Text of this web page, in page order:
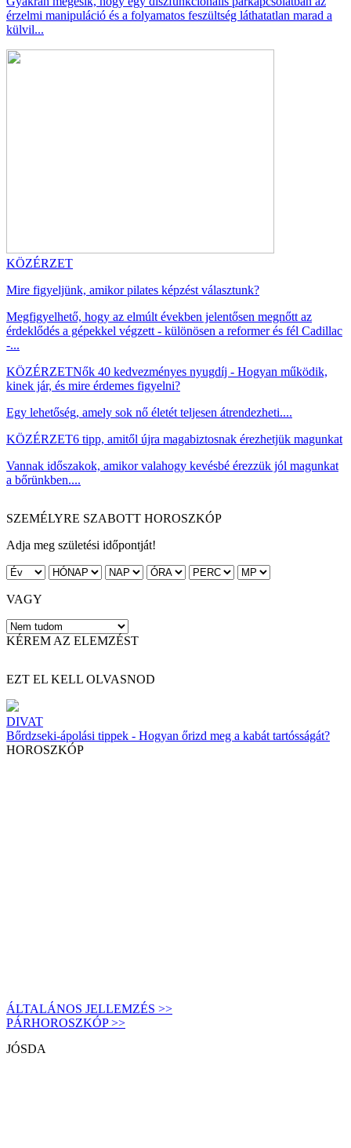
érzelmi manipuláció és a folyamatos feszültség láthatatlan marad a
külvil...
KÖZÉRZET
Mire figyeljünk, amikor pilates képzést választunk?
Megfigyelhető, hogy az elmúlt években jelentősen megnőtt az
érdeklődés a gépekkel végzett - különösen a reformer és fél Cadillac
-...
KÖZÉRZETNők 40 kedvezményes nyugdíj - Hogyan működik,
kinek jár, és mire érdemes figyelni?
Egy lehetőség, amely sok nő életét teljesen átrendezheti....
KÖZÉRZET6 tipp, amitől újra magabiztosnak érezhetjük magunkat
Vannak időszakok, amikor valahogy kevésbé érezzük jól magunkat
a bőrünkben....
SZEMÉLYRE SZABOTT HOROSZKÓP
Adja meg születési időpontját!
VAGY
KÉREM AZ ELEMZÉST
EZT EL KELL OLVASNOD
DIVAT
Bőrdzseki-ápolási tippek - Hogyan őrizd meg a kabát tartósságát?
HOROSZKÓP
ÁLTALÁNOS JELLEMZÉS >>
PÁRHOROSZKÓP >>
JÓSDA